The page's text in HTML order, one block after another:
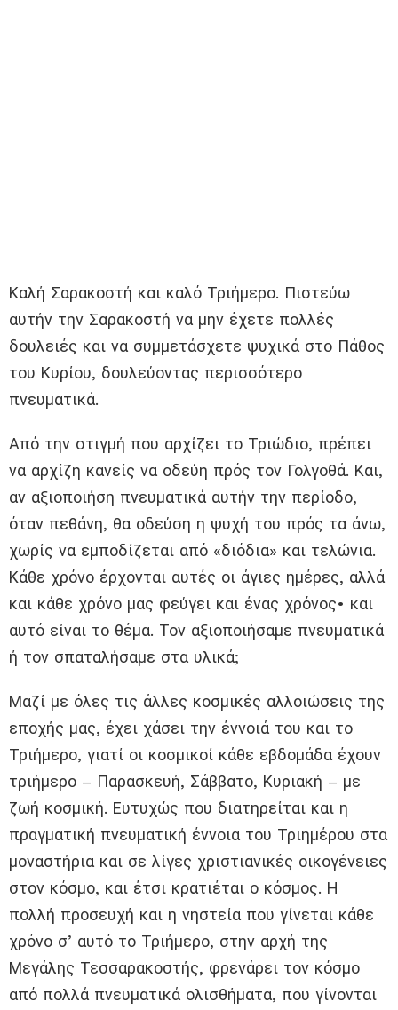
Καλή Σαρακοστή και καλό Τριήμερο. Πιστεύω
αυτήν την Σαρακοστή να μην έχετε πολλές
δουλειές και να συμμετάσχετε ψυχικά στο Πάθος
του Κυρίου, δουλεύοντας περισσότερο
πνευματικά.
Από την στιγμή που αρχίζει το Τριώδιο, πρέπει
να αρχίζη κανείς να οδεύη πρός τον Γολγοθά. Και,
αν αξιοποιήση πνευματικά αυτήν την περίοδο,
όταν πεθάνη, θα οδεύση η ψυχή του πρός τα άνω,
χωρίς να εμποδίζεται από «διόδια» και τελώνια.
Κάθε χρόνο έρχονται αυτές οι άγιες ημέρες, αλλά
και κάθε χρόνο μας φεύγει και ένας χρόνος• και
αυτό είναι το θέμα. Τον αξιοποιήσαμε πνευματικά
ή τον σπαταλήσαμε στα υλικά;
Μαζί με όλες τις άλλες κοσμικές αλλοιώσεις της
εποχής μας, έχει χάσει την έννοιά του και το
Τριήμερο, γιατί οι κοσμικοί κάθε εβδομάδα έχουν
τριήμερο – Παρασκευή, Σάββατο, Κυριακή – με
ζωή κοσμική. Ευτυχώς που διατηρείται και η
πραγματική πνευματική έννοια του Τριημέρου στα
μοναστήρια και σε λίγες χριστιανικές οικογένειες
στον κόσμο, και έτσι κρατιέται ο κόσμος. Η
πολλή προσευχή και η νηστεία που γίνεται κάθε
χρόνο σ’ αυτό το Τριήμερο, στην αρχή της
Μεγάλης Τεσσαρακοστής, φρενάρει τον κόσμο
από πολλά πνευματικά ολισθήματα, που γίνονται